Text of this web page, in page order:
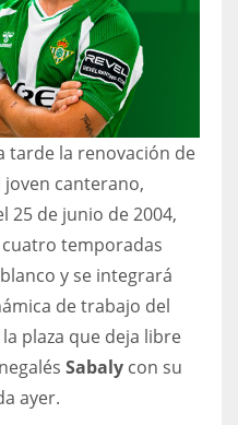
tarde la renovación de
joven canterano,
25 de junio de 2004,
temporadas
y se integrará
de trabajo del
plaza que deja libre
Sabaly con su
ayer.